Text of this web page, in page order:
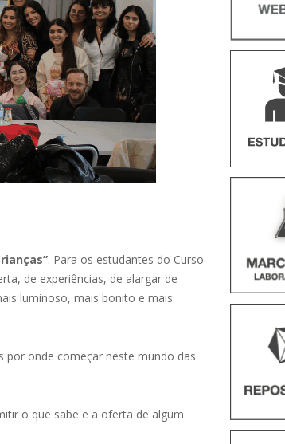
. Para os estudantes do Curso
de experiências, de alargar de
luminoso, mais bonito e mais
por onde começar neste mundo das
o que sabe e a oferta de algum